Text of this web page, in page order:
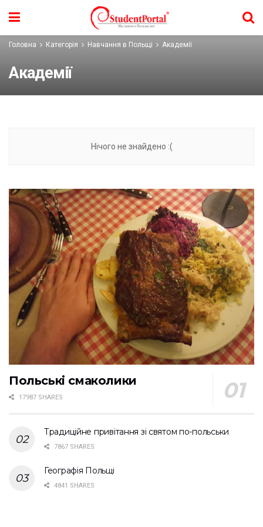
Головна Категорія Навчання в Польщі Академії
Академії
Нічого не знайдено :(
Польські смаколики
17987 SHARES
Традиційне привітання зі святом по-польськи
7867 SHARES
Географія Польщі
4841 SHARES